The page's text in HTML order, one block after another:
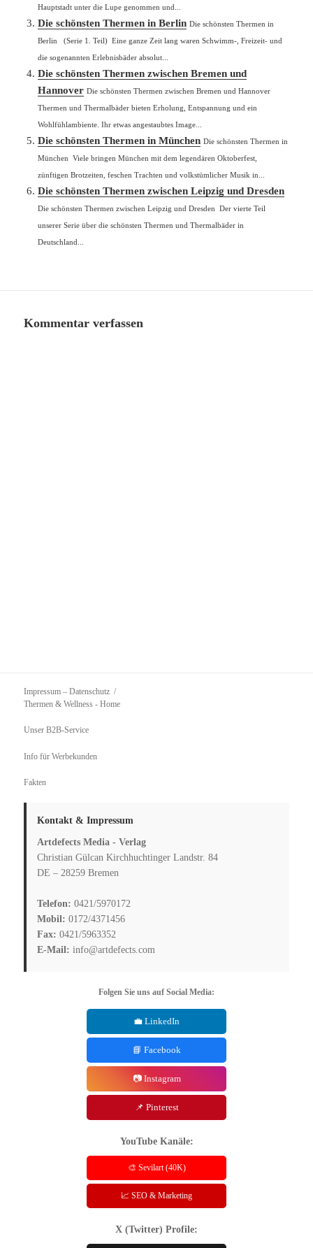
Hauptstadt unter die Lupe genommen und...
Die schönsten Thermen in Berlin Die schönsten Thermen in
Berlin (Serie 1. Teil) Eine ganze Zeit lang waren Schwimm-, Freizeit- und
die sogenannten Erlebnisbäder absolut...
Die schönsten Thermen zwischen Bremen und
Hannover Die schönsten Thermen zwischen Bremen und Hannover
Thermen und Thermalbäder bieten Erholung, Entspannung und ein
Wohlfühlambiente. Ihr etwas angestaubtes Image...
Die schönsten Thermen in München Die schönsten Thermen in
München Viele bringen München mit dem legendären Oktoberfest,
zünftigen Brotzeiten, feschen Trachten und volkstümlicher Musik in...
Die schönsten Thermen zwischen Leipzig und Dresden
Die schönsten Thermen zwischen Leipzig und Dresden Der vierte Teil
unserer Serie über die schönsten Thermen und Thermalbäder in
Deutschland...
Kommentar verfassen
Impressum – Datenschutz
Thermen & Wellness - Home
Unser B2B-Service
Info für Werbekunden
Fakten
Kontakt & Impressum
Artdefects Media - Verlag
Christian Gülcan Kirchhuchtinger Landstr. 84
DE – 28259 Bremen
Telefon: 0421/5970172
Mobil: 0172/4371456
Fax: 0421/5963352
E-Mail: info@artdefects.com
Folgen Sie uns auf Social Media:
💼 LinkedIn
📘 Facebook
📷 Instagram
📌 Pinterest
YouTube Kanäle:
🎨 Sevilart (40K)
📈 SEO & Marketing
X (Twitter) Profile: